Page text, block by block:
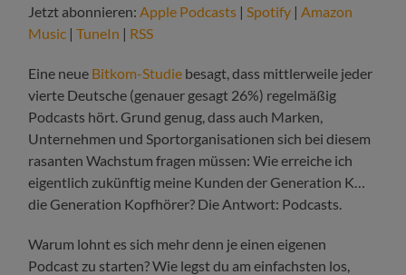
Jetzt abonnieren:Apple Podcasts |Spotify |Amazon
Music |TuneIn | RSS
Eine neue Bitkom-Studie besagt, dass mittlerweile jeder
vierte Deutsche (genauer gesagt 26%) regelmäßig
Podcasts hört. Grund genug, dass auch Marken,
Unternehmen und Sportorganisationen sich bei diesem
rasanten Wachstum fragen müssen: Wie erreiche ich
eigentlich zukünftig meine Kunden der Generation K…
die Generation Kopfhörer? Die Antwort: Podcasts.
Warum lohnt es sich mehr denn je einen eigenen
Podcast zu starten? Wie legst du am einfachsten los,